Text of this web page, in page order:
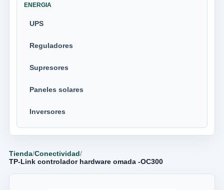
ENERGIA
UPS
Reguladores
Supresores
Paneles solares
Inversores
Tienda/Conectividad/
TP-Link controlador hardware omada -OC300